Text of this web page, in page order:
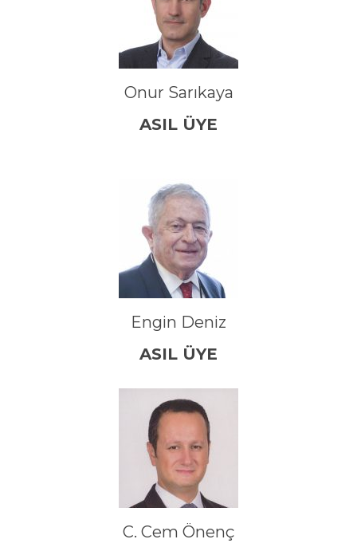
Onur Sarıkaya
ASIL ÜYE
Engin Deniz
ASIL ÜYE
C. Cem Önenç